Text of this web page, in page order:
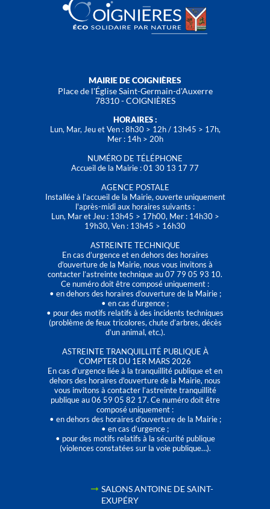
MAIRIE DE COIGNIÈRES
Place de l'Église Saint-Germain-d'Auxerre
78310 - COIGNIÈRES
HORAIRES :
Lun, Mar, Jeu et Ven : 8h30 > 12h / 13h45 > 17h,
Mer : 14h > 20h
NUMÉRO DE TÉLÉPHONE
Accueil de la Mairie : 01 30 13 17 77
AGENCE POSTALE
Installée à l’accueil de la Mairie, ouverte uniquement
l'après-midi aux horaires suivants :
Lun, Mar et Jeu : 13h45 > 17h00, Mer : 14h30 >
19h30, Ven : 13h45 > 16h30
ASTREINTE TECHNIQUE
En cas d’urgence et en dehors des horaires
d'ouverture de la Mairie, nous vous invitons à
contacter l’astreinte technique au 07 79 05 93 10.
Ce numéro doit être composé uniquement :
• en dehors des horaires d’ouverture de la Mairie ;
• en cas d’urgence ;
• pour des motifs relatifs à des incidents techniques
(problème de feux tricolores, chute d’arbres, décès
d’un animal, etc.).
ASTREINTE TRANQUILLITÉ PUBLIQUE À
COMPTER DU 1ER MARS 2026
En cas d’urgence liée à la tranquillité publique et en
dehors des horaires d'ouverture de la Mairie, nous
vous invitons à contacter l’astreinte tranquillité
publique au 06 59 05 82 17. Ce numéro doit être
composé uniquement :
• en dehors des horaires d’ouverture de la Mairie ;
• en cas d’urgence ;
• pour des motifs relatifs à la sécurité publique
(violences constatées sur la voie publique…).
SALONS ANTOINE DE SAINT-
EXUPÉRY